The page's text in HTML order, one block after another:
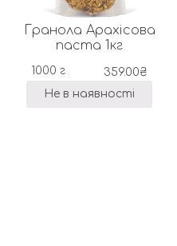
Гранола Арахісова
паста 1кг
1000 г 359.00₴
Не в наявності